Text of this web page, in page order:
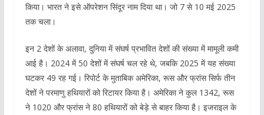
किया। भारत ने इसे ऑपरेशन सिंदूर नाम दिया था। जो 7 से 10 मई 2025
तक चला।
इन 2 देशों के अलावा, दुनिया में संघर्ष प्रभावित देशों की संख्या में मामूली कमी
आई है। 2024 में 50 देशों में संघर्ष चल रहे थे, जबकि 2025 में यह संख्या
घटकर 49 रह गई। रिपोर्ट के मुताबिक अमेरिका, रूस और फ्रांस सिर्फ तीन
देशों ने परमाणु हथियारों को रिटायर किया है। अमेरिका ने कुल 1342, रूस
ने 1020 और फ्रांस ने 80 हथियारों को बेड़े से बाहर किया है। इजराइल के